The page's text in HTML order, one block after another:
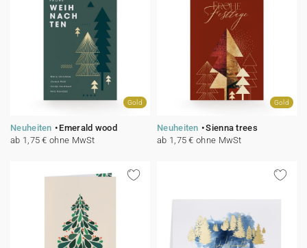
Gold
Neuheiten
Emerald wood
ab 1,75 € ohne MwSt
Gold
Neuheiten
Sienna trees
ab 1,75 € ohne MwSt